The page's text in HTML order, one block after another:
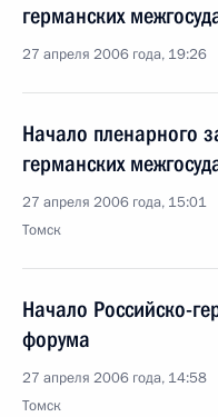
германских
27 апреля 2006 года, 19:26
Начало пленарного
германских
27 апреля 2006 года, 15:01
Томск
Начало Российско-
форума
27 апреля 2006 года, 14:58
Томск